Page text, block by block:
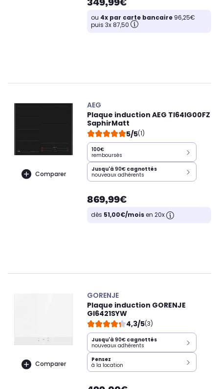
ou 4x par carte bancaire 96,25€
puis 3x 87,50
Comparer
AEG
Plaque induction AEG TI64IG00FZ
SaphirMatt
5/5(1)
100€
remboursés
Jusqu'à 90€ cagnottés
nouveaux adhérents
869,99€
dès 51,00€/moisen 20x
Comparer
GORENJE
Plaque induction GORENJE
GI6421SYW
4,3/5(3)
Jusqu'à 90€ cagnottés
nouveaux adhérents
Pensez
à la location